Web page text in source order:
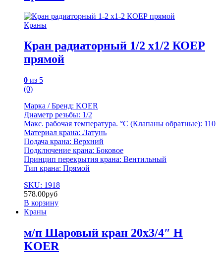
Краны
Кран радиаторный 1/2 х1/2 КОЕР
прямой
0 из 5
(0)
Марка / Бренд: KOER
Диаметр резьбы: 1/2
Мaкс. рабочая температура. °C (Клапаны обратные): 110
Материал крана: Латунь
Подача крана: Верхний
Подключение крана: Боковое
Принцип перекрытия крана: Вентильный
Тип крана: Прямой
SKU: 1918
578.00руб
В корзину
Краны
м/п Шаровый кран 20х3/4″ Н
KOER